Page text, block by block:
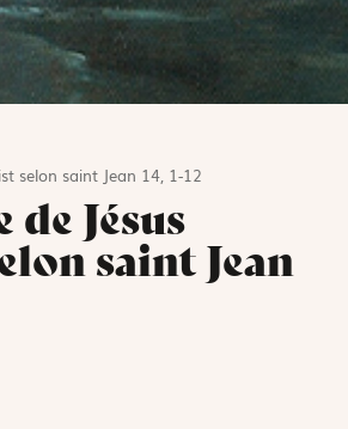
selon saint Jean 14, 1-12
de Jésus
saint Jean